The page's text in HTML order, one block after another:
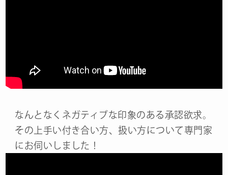
なんとなくネガティブな印象のある承認欲求。
その上手い付き合い方、扱い方について専門家
にお伺いしました！